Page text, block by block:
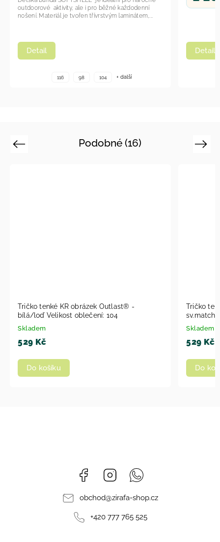
116 98
Podobné (16)
Previous
KR obrázek Outlast® -
oblečení: 104
Tričko tenké KR
sv.matcha Velikost
Next
Facebook Instagram
obchod@zirafa-shop.cz
+420 777 765 525